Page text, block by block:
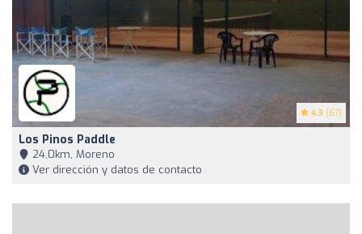
4.3 (67)
Los Pinos Paddle
24,0km, Moreno
Ver dirección y datos de contacto